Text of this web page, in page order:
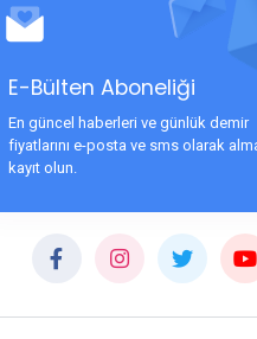
E-Bülten Aboneliği
En güncel haberleri ve günlük demir
fiyatlarını e-posta ve sms olarak
kayıt olun.